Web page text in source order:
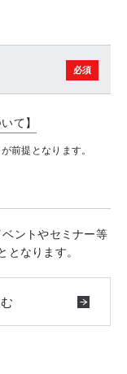
て】
前提となります。
ントやセミナー等
となります。